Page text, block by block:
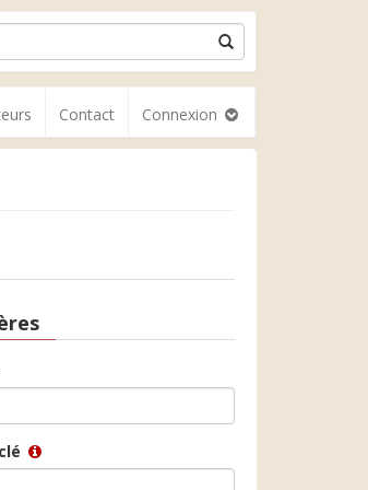
Contact Connexion